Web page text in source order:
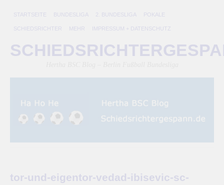
STARTSEITE BUNDESLIGA 2. BUNDESLIGA POKALE
SCHIEDSRICHTER MEHR IMPRESSUM + DATENSCHUTZ
tor-und-eigentor-vedad-ibisevic-sc-